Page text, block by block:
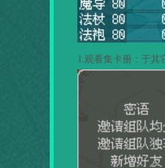
1.观看集卡册：于其